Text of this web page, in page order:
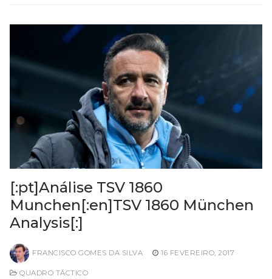
[:pt]Análise TSV 1860
Munchen[:en]TSV 1860 München
Analysis[:]
FRANCISCO GOMES DA SILVA 16 FEVEREIRO, 2017
QUADRO TÁCTICO